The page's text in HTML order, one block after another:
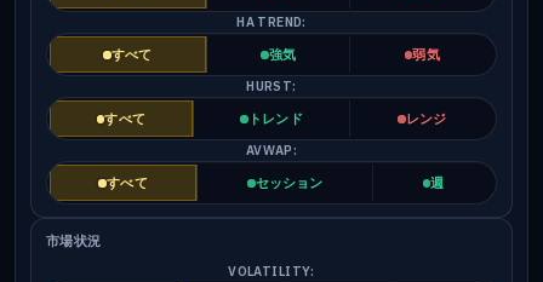
HA TREND:
すべて
強気
弱気
HURST:
すべて
トレンド
レンジ
AVWAP:
すべて
セッション 週
市場状況
VOLATILITY: